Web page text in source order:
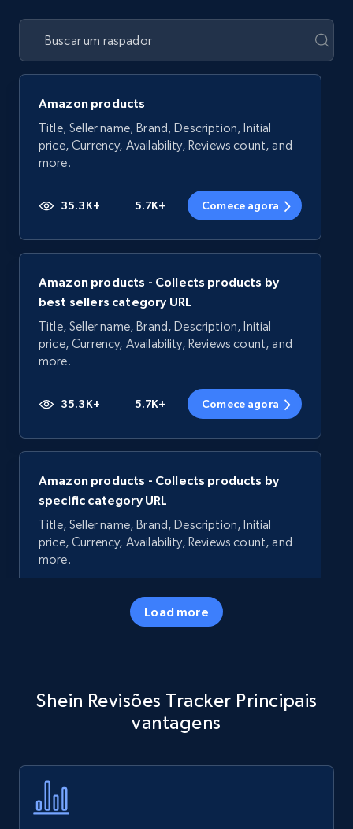
Amazon products
Title, Seller name, Brand, Description, Initial
price, Currency, Availability, Reviews count, and
more.
35.3K+ 5.7K+ Comece agora
Amazon products - Collects products by
best sellers category URL
Title, Seller name, Brand, Description, Initial
price, Currency, Availability, Reviews count, and
more.
35.3K+ 5.7K+ Comece agora
Amazon products - Collects products by
specific category URL
Title, Seller name, Brand, Description, Initial
price, Currency, Availability, Reviews count, and
more.
5.7K+ Comece agora
specific keywords
Title, Seller name, Brand, Description, Initial
Load more
Shein Revisões Tracker Principais
vantagens